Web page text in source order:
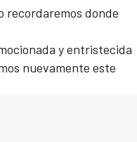
recordaremos donde
y entristecida
nuevamente este